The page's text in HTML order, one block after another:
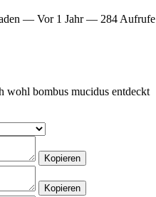
— Vor 1 Jahr— 284 Aufrufe
wohl bombus mucidus entdeckt
Kopieren
Kopieren